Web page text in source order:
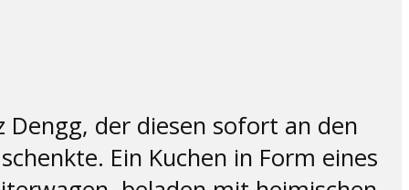
Dengg, der diesen sofort an den
Ein Kuchen in Form eines